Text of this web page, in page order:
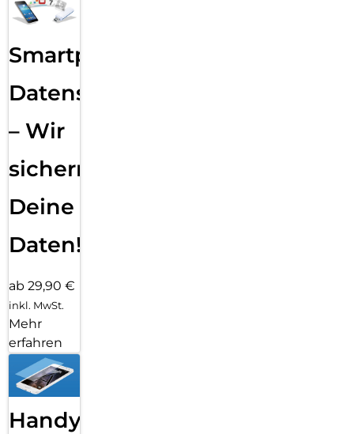
Smartphone
Datensicherung
– Wir
sichern
Deine
Daten!
ab 29,90 €
inkl. MwSt.
Mehr
erfahren
Handy